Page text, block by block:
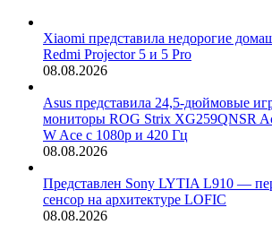
Xiaomi представила недорогие
Redmi Projector 5 и 5 Pro
08.08.2026
Asus представила 24,5-дюймовые
мониторы ROG Strix XG259QNSR
W Ace с 1080p и 420 Гц
08.08.2026
Представлен Sony LYTIA L910 —
сенсор на архитектуре LOFIC
08.08.2026